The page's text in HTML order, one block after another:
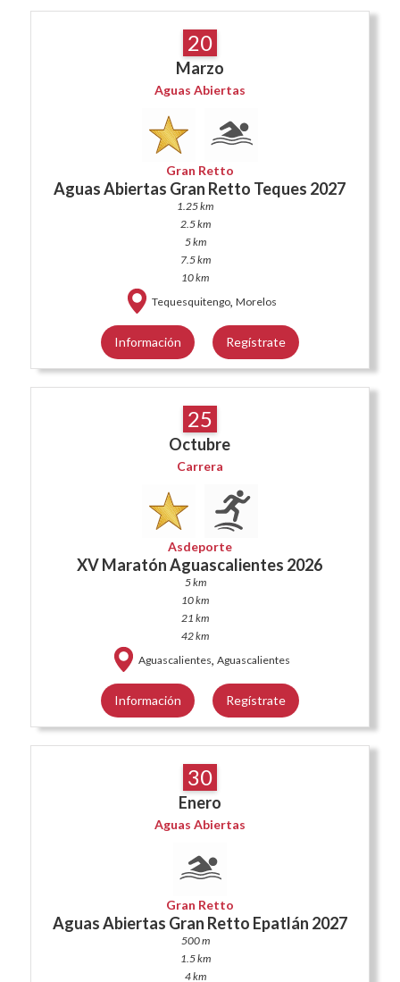
20
Marzo
Aguas Abiertas
Gran Retto
Aguas Abiertas Gran Retto Teques 2027
1.25 km
2.5 km
5 km
7.5 km
10 km
Tequesquitengo, Morelos
Información Regístrate
25
Octubre
Carrera
Asdeporte
XV Maratón Aguascalientes 2026
5 km
10 km
21 km
42 km
Aguascalientes, Aguascalientes
Información Regístrate
30
Enero
Aguas Abiertas
Gran Retto
Aguas Abiertas Gran Retto Epatlán 2027
500 m
1.5 km
4 km